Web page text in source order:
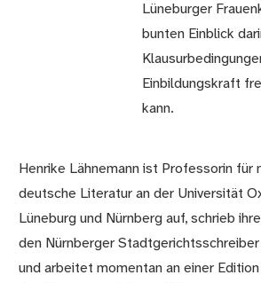
Lüneburger
bunten Einblick
Einbildungskraft
kann.
Henrike Lähnemann ist Professorin
deutsche Literatur an der Universität
Lüneburg und Nürnberg auf, schrieb
den Nürnberger
und arbeitet momentan an einer